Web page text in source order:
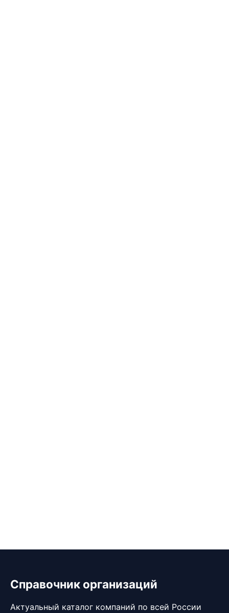
Справочник организаций
Актуальный каталог компаний по всей России